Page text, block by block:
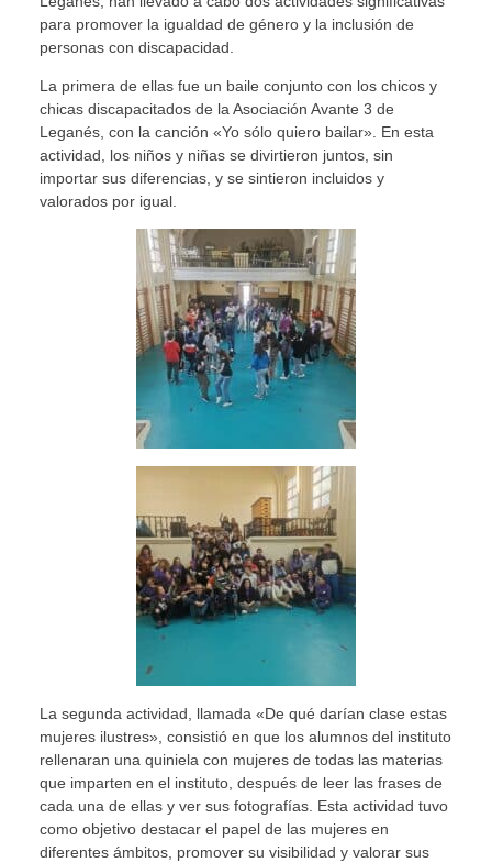
para promover la igualdad de género y la inclusión de
personas con discapacidad.
La primera de ellas fue un baile conjunto con los chicos y
chicas discapacitados de la Asociación Avante 3 de
Leganés, con la canción «Yo sólo quiero bailar». En esta
actividad, los niños y niñas se divirtieron juntos, sin
importar sus diferencias, y se sintieron incluidos y
valorados por igual.
La segunda actividad, llamada «De qué darían clase estas
mujeres ilustres», consistió en que los alumnos del instituto
rellenaran una quiniela con mujeres de todas las materias
que imparten en el instituto, después de leer las frases de
cada una de ellas y ver sus fotografías. Esta actividad tuvo
como objetivo destacar el papel de las mujeres en
diferentes ámbitos, promover su visibilidad y valorar sus